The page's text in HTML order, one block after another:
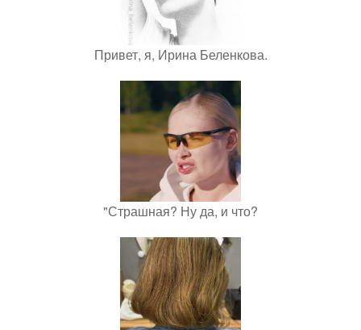
Привет, я, Ирина Беленкова.
"Страшная? Ну да, и что?